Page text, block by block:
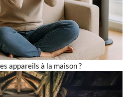
appareils à la maison ?